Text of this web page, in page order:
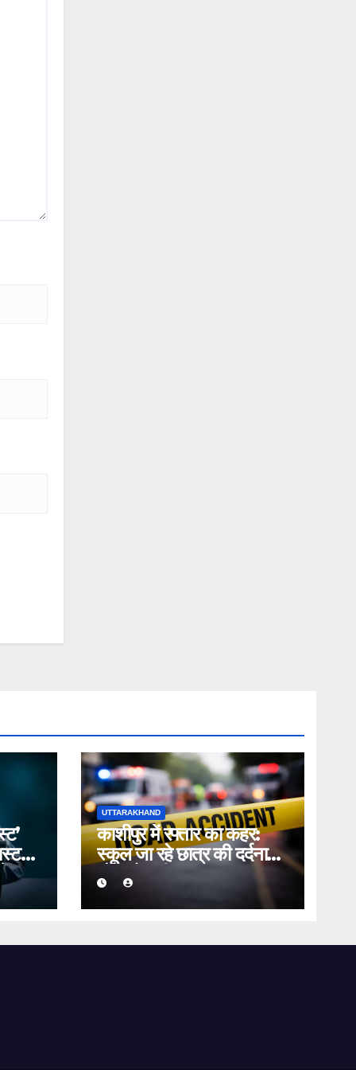
UTTARAKHAND
काशीपुर में रफ्तार का कहर:
स्कूल जा रहे छात्र की दर्दनाक
मौत, दो गंभीर घायल; टक्कर
मारकर चालक फरार